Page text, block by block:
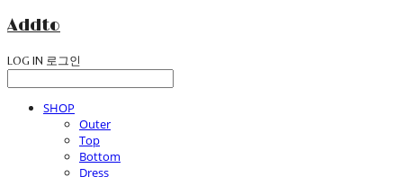
Addto
LOG IN 로그인
SHOP
Outer
Top
Bottom
Dress